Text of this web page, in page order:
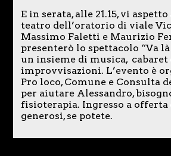
E in serata, alle 21.15, vi
teatro dell’oratorio di viale
Massimo Faletti e Maurizio
presenterò lo spettacolo “Va là
un insieme di musica, cabaret
improvvisazioni. L’evento è
Pro loco, Comune e Consulta
per aiutare Alessandro,
fisioterapia. Ingresso a
generosi, se potete.